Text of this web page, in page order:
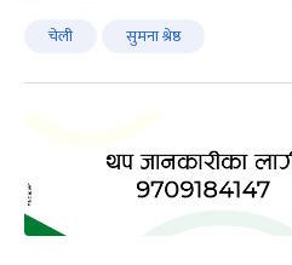
चेली सुमना श्रेष्ठ